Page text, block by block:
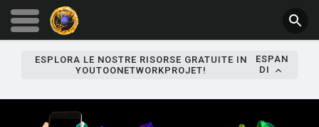
ESPLORA LE NOSTRE RISORSE GRATUITE IN
YOUTOONETWORKPROJET!
ESPAN
DI